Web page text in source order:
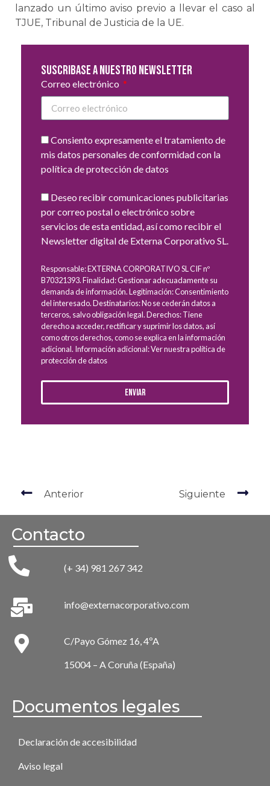
lanzado un último aviso previo a llevar el caso al
TJUE, Tribunal de Justicia de la UE.
Suscribase a nuestro newsletter
Correo electrónico
Consiento expresamente el tratamiento de
mis datos personales de conformidad con la
política de protección de datos
Deseo recibir comunicaciones publicitarias
por correo postal o electrónico sobre
servicios de esta entidad, así como recibir el
Newsletter digital de Externa Corporativo SL.
Responsable: EXTERNA CORPORATIVO SL CIF nº
B70321393. Finalidad: Gestionar adecuadamente su
demanda de información. Legitimación: Consentimiento
del interesado. Destinatarios: No se cederán datos a
terceros, salvo obligación legal. Derechos: Tiene
derecho a acceder, rectificar y suprimir los datos, así
como otros derechos, como se explica en la información
adicional. Información adicional: Ver nuestra política de
protección de datos
Enviar
Anterior Siguiente
Contacto
(+ 34) 981 267 342
info@externacorporativo.com
C/Payo Gómez 16, 4ºA
15004 – A Coruña (España)
Documentos legales
Declaración de accesibilidad
Aviso legal